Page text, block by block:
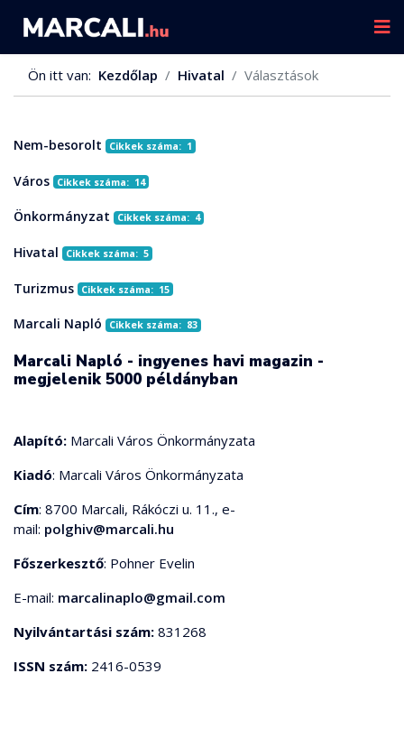
Ön itt van: Kezdőlap Hivatal Választások
Nem-besorolt Cikkek száma: 1
Város Cikkek száma: 14
Önkormányzat Cikkek száma: 4
Hivatal Cikkek száma: 5
Turizmus Cikkek száma: 15
Marcali Napló Cikkek száma: 83
Marcali Napló - ingyenes havi magazin -
megjelenik 5000 példányban
Alapító: Marcali Város Önkormányzata
Kiadó: Marcali Város Önkormányzata
Cím: 8700 Marcali, Rákóczi u. 11., e-
mail: polghiv@marcali.hu
Főszerkesztő: Pohner Evelin
E-mail: marcalinaplo@gmail.com
Nyilvántartási szám: 831268
ISSN szám: 2416-0539